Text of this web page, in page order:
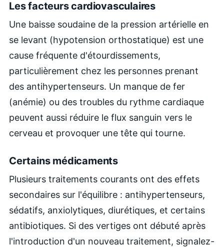
Les facteurs cardiovasculaires
Une baisse soudaine de la pression artérielle en
se levant (hypotension orthostatique) est une
cause fréquente d'étourdissements,
particulièrement chez les personnes prenant
des antihypertenseurs. Un manque de fer
(anémie) ou des troubles du rythme cardiaque
peuvent aussi réduire le flux sanguin vers le
cerveau et provoquer une tête qui tourne.
Certains médicaments
Plusieurs traitements courants ont des effets
secondaires sur l'équilibre : antihypertenseurs,
sédatifs, anxiolytiques, diurétiques, et certains
antibiotiques. Si des vertiges ont débuté après
l'introduction d'un nouveau traitement, signalez-